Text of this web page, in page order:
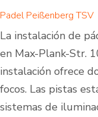
Padel Peißenberg TSV
La instalación de
en Max-Plank-Str.
instalación ofrece
focos. Las pistas
sistemas de